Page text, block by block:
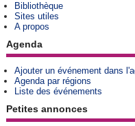
Bibliothèque
Sites utiles
A propos
Agenda
Ajouter un événement dans
Agenda par régions
Liste des événements
Petites annonces